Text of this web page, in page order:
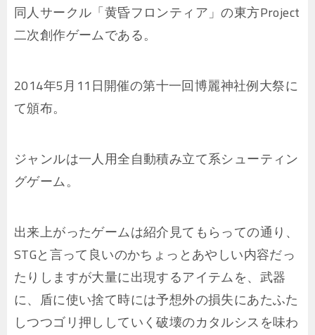
同人サークル「黄昏フロンティア」の東方Project
二次創作ゲームである。
2014年5月11日開催の第十一回博麗神社例大祭に
て頒布。
ジャンルは一人用全自動積み立て系シューティン
グゲーム。
出来上がったゲームは紹介見てもらっての通り、
STGと言って良いのかちょっとあやしい内容だっ
たりしますが大量に出現するアイテムを、武器
に、盾に使い捨て時には予想外の損失にあたふた
しつつゴリ押ししていく破壊のカタルシスを味わ